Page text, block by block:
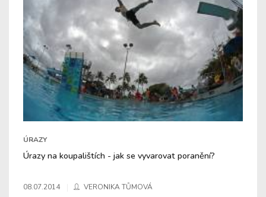
ÚRAZY
Úrazy na koupalištích - jak se vyvarovat poranění?
08.07.2014 VERONIKA TŮMOVÁ